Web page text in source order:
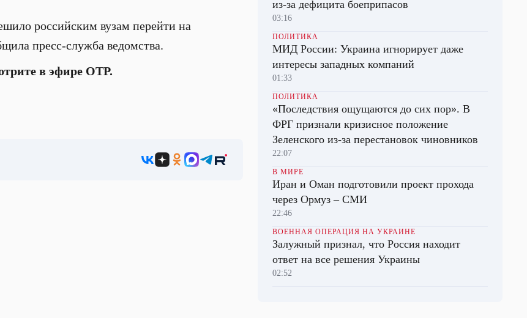
российским вузам перейти на
пресс-служба ведомства.
в эфире ОТР.
из-за дефицита боеприпасов
03:16
ПОЛИТИКА
МИД России: Украина игнорирует даже
интересы западных компаний
01:33
ПОЛИТИКА
«Последствия ощущаются до сих пор». В
ФРГ признали кризисное положение
Зеленского из-за перестановок чиновников
22:07
В МИРЕ
Иран и Оман подготовили проект прохода
через Ормуз – СМИ
22:46
ВОЕННАЯ ОПЕРАЦИЯ НА УКРАИНЕ
Залужный признал, что Россия находит
ответ на все решения Украины
02:52